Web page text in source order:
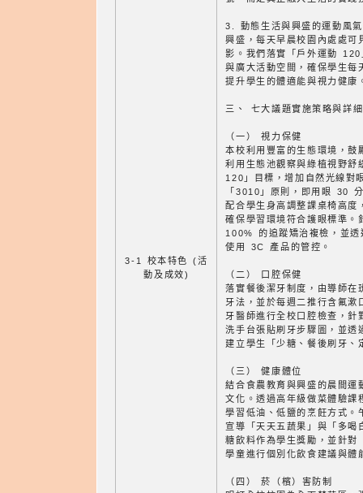
3-1 校本特色 (活
動及成效)
3. 動態生活與興盛的運動風
興盛，每天早晨校園內處處可
影。我們落實「戶外運動
與廣大活動空間，確保學生
提升學生的體適能與視力健康
三、 七大議題實施策略與詳
（一） 視力保健
本校利用豐富的生態環境，鼓
利用生態池觀察與綠植視野舒
120」目標，增加自然光線對
「3010」原則，即用眼 30
配合學生身高調整課桌椅高度
確保學習環境符合護眼標準。
100% 的追蹤矯治複檢，並透
使用 3C 產品的管控。
（二） 口腔保健
落實餐後潔牙制度，由導師在
牙法，並於每週二推行含氟漱
牙醫師進行全校口腔檢查，針
洗手台張貼刷牙步驟圖，並透
建立學生「少糖、餐後刷牙、
（三） 健康體位
結合食農教育與興盛的晨間運
文化。透過高年級做菜體驗課
學習低油、低鹽的烹飪方式。
宣導「天天五蔬果」與「多喝
糖飲料作為學生獎勵，並針
學童進行個別化飲食建議與體
（四） 菸（檳）害防制